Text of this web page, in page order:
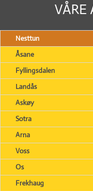
VÅRE
Nesttun
Åsane
Fyllingsdalen
Landås
Askøy
Sotra
Arna
Voss
Os
Frekhaug